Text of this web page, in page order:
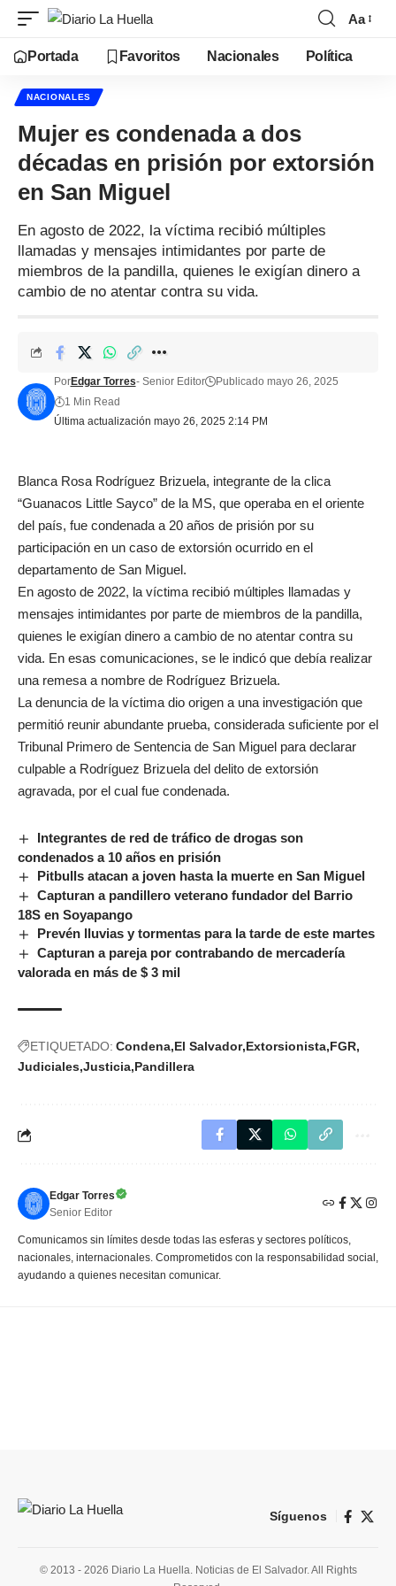
Aa
Portada Favoritos Nacionales Política
NACIONALES
Mujer es condenada a dos
décadas en prisión por extorsión
en San Miguel
En agosto de 2022, la víctima recibió múltiples
llamadas y mensajes intimidantes por parte de
miembros de la pandilla, quienes le exigían dinero a
cambio de no atentar contra su vida.
Última actualización mayo 26, 2025 2:14 PM
PorEdgar Torres- Senior Editor
Publicado mayo 26, 2025
1 Min Read
Blanca Rosa Rodríguez Brizuela, integrante de la clica
“Guanacos Little Sayco” de la MS, que operaba en el oriente
del país, fue condenada a 20 años de prisión por su
participación en un caso de extorsión ocurrido en el
departamento de San Miguel.
En agosto de 2022, la víctima recibió múltiples llamadas y
mensajes intimidantes por parte de miembros de la pandilla,
quienes le exigían dinero a cambio de no atentar contra su
vida. En esas comunicaciones, se le indicó que debía realizar
una remesa a nombre de Rodríguez Brizuela.
La denuncia de la víctima dio origen a una investigación que
permitió reunir abundante prueba, considerada suficiente por el
Tribunal Primero de Sentencia de San Miguel para declarar
culpable a Rodríguez Brizuela del delito de extorsión
agravada, por el cual fue condenada.
Integrantes de red de tráfico de drogas son
condenados a 10 años en prisión
Pitbulls atacan a joven hasta la muerte en San Miguel
Capturan a pandillero veterano fundador del Barrio
18S en Soyapango
Prevén lluvias y tormentas para la tarde de este martes
Capturan a pareja por contrabando de mercadería
valorada en más de $ 3 mil
ETIQUETADO: Condena El Salvador Extorsionista FGR
Judiciales Justicia Pandillera
Edgar Torres
Senior Editor
Comunicamos sin límites desde todas las esferas y sectores políticos,
nacionales, internacionales. Comprometidos con la responsabilidad social,
ayudando a quienes necesitan comunicar.
Síguenos
© 2013 - 2026 Diario La Huella. Noticias de El Salvador. All Rights